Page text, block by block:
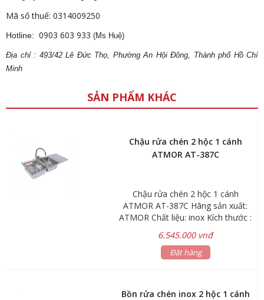
Mã số thuế: 0314009250
Hotline: 0903 603 933 (Ms Huệ)
Địa chỉ : 493/42 Lê Đức Thọ, Phường An Hội Đông, Thành phố Hồ Chí
Minh
SẢN PHẨM KHÁC
Chậu rửa chén 2 hộc 1 cánh
ATMOR AT-387C
Chậu rửa chén 2 hộc 1 cánh
ATMOR AT-387C Hãng sản xuất:
ATMOR Chất liệu: inox Kích thước :
*Cánh bên phải & cánh bên trái Bảo
hành : sink 3 năm, phụ kiện 1 năm
6.545.000 vnđ
Đặt hàng
Bồn rửa chén inox 2 hộc 1 cánh